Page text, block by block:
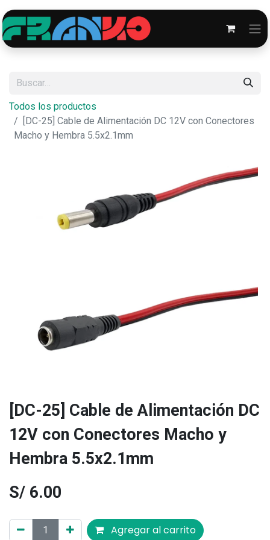
Todos los productos
[DC-25] Cable de Alimentación DC 12V con Conectores
Macho y Hembra 5.5x2.1mm
[DC-25] Cable de Alimentación DC
12V con Conectores Macho y
Hembra 5.5x2.1mm
S/ 6.00
Agregar al carrito